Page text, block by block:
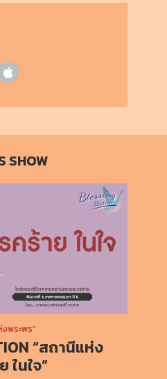
SHOW
งพระพร”
“สถานีแห่ง
ในใจ”